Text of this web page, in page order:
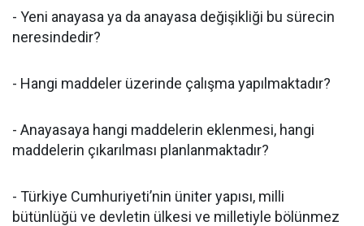
- Yeni anayasa ya da anayasa değişikliği bu sürecin
neresindedir?
- Hangi maddeler üzerinde çalışma yapılmaktadır?
- Anayasaya hangi maddelerin eklenmesi, hangi
maddelerin çıkarılması planlanmaktadır?
- Türkiye Cumhuriyeti’nin üniter yapısı, milli
bütünlüğü ve devletin ülkesi ve milletiyle bölünmez